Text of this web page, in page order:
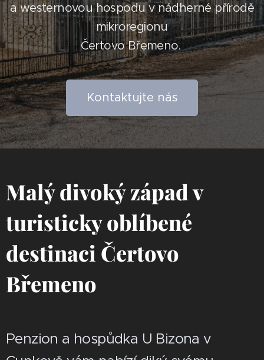
a westernovou hospodu v nádherné přírodě
mikroregionu
Čertovo Břemeno.
Kontaktujte nás
Malý divoký západ v
turisticky oblíbené
destinaci Čertovo
Břemeno
Penzion a hospůdka U Bizona v